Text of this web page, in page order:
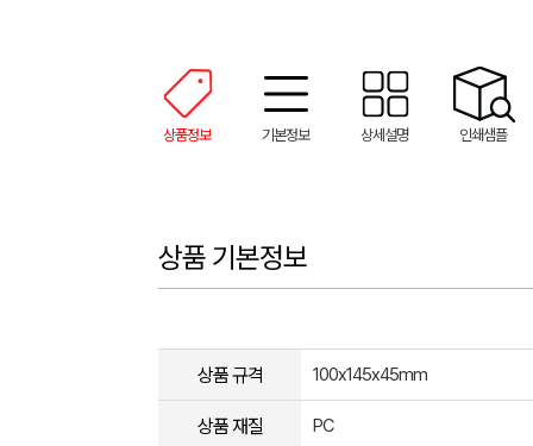
상품정보 기본정보 상세설명 인쇄샘플
상품 기본정보
상품 규격 100x145x45mm
상품 재질 PC